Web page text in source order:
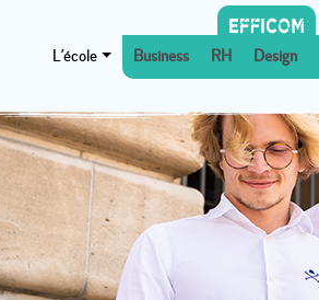
L’école Business RH Design